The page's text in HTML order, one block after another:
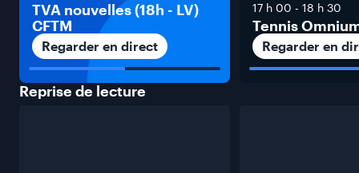
TVA nouvelles (18h - LV)
CFTM
Regarder en direct
17 h 00 - 18 h 30
Tennis
Regarder en
Reprise de lecture